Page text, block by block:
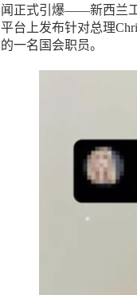
闻正式引爆——新西兰工
平台上发布针对总理
的一名国会职员。